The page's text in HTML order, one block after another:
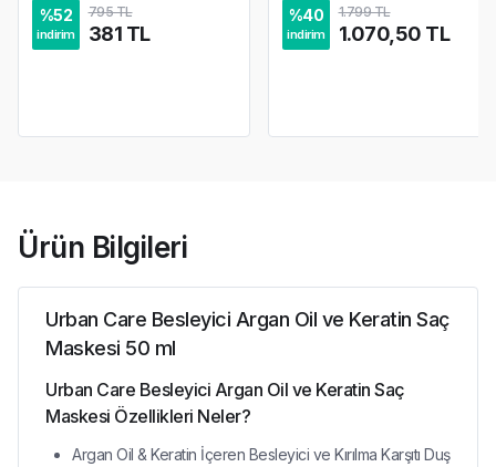
%52
indirim
795 TL
381 TL
%40
indirim
1.799 TL
1.070,50 TL
Ürün Bilgileri
Urban Care Besleyici Argan Oil ve Keratin Saç
Maskesi 50 ml
Urban Care Besleyici Argan Oil ve Keratin Saç
Maskesi Özellikleri Neler?
Argan Oil & Keratin İçeren Besleyici ve Kırılma Karşıtı Duş